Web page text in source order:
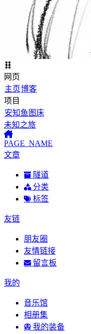
网页
主页博客
项目
安知鱼图床
未知之旅
PAGE_NAME
文章
隧道
分类
标签
友链
朋友圈
友情链接
留言板
我的
音乐馆
相册集
我的装备